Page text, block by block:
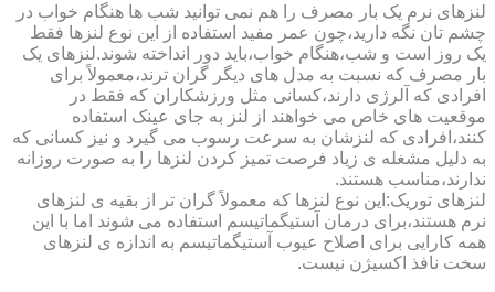
لنزهای نرم یک بار مصرف را هم نمی توانید شب ها هنگام خواب در
چشم تان نگه دارید،چون عمر مفید استفاده از این نوع لنزها فقط
یک روز است و شب،هنگام خواب،باید دور انداخته شوند.لنزهای یک
بار مصرف که نسبت به مدل های دیگر گران ترند،معمولاً برای
افرادی که آلرژی دارند،کسانی مثل ورزشکاران که فقط در
موقعیت های خاص می خواهند از لنز به جای عینک استفاده
کنند،افرادی که لنزشان به سرعت رسوب می گیرد و نیز کسانی که
به دلیل مشغله ی زیاد فرصت تمیز کردن لنزها را به صورت روزانه
ندارند،مناسب هستند.
لنزهای توریک:این نوع لنزها که معمولاً گران تر از بقیه ی لنزهای
نرم هستند،برای درمان آستیگماتیسم استفاده می شوند اما با این
همه کارایی برای اصلاح عیوب آستیگماتیسم به اندازه ی لنزهای
سخت نافذ اکسیژن نیست.